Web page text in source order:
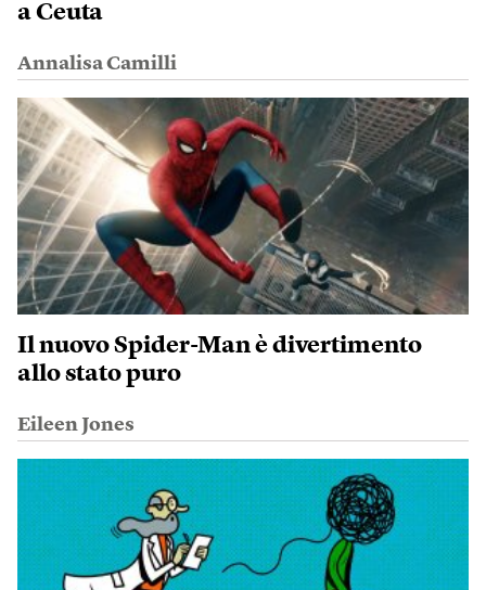
a Ceuta
Annalisa Camilli
Il nuovo Spider-Man è divertimento
allo stato puro
Eileen Jones